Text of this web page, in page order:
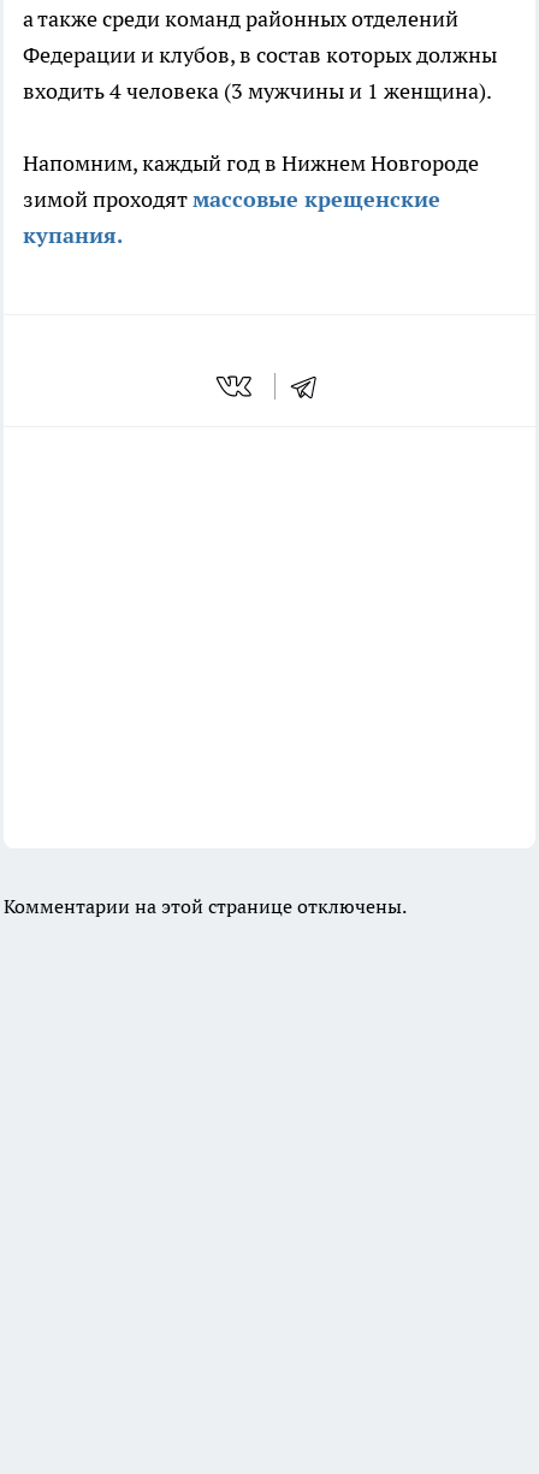
а также среди команд районных отделений
Федерации и клубов, в состав которых должны
входить 4 человека (3 мужчины и 1 женщина).
Напомним, каждый год в Нижнем Новгороде
зимой проходятмассовые крещенские
купания.
Комментарии на этой странице отключены.